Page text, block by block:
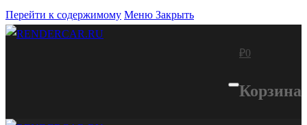
Перейти к содержимому Меню Закрыть
₽0
Корзина